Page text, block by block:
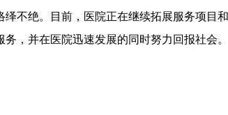
绎不绝。目前，医院正在继续拓展服务项目
务，并在医院迅速发展的同时努力回报社会。